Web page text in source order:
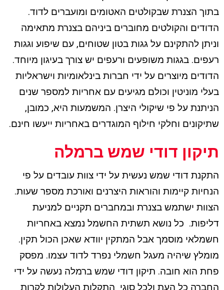
בתוך הצנרת שבקולטים האטומים ומועברים לדוד.
הדודים והקולטים מחוברים ביניהם בצנרת מתאימה
וניתן להתקינם על גגות בטון שטוחים, עם שיפוע וגגות
רעפים. בגגות משופעים ורעפים יש צורך בעיגון מיוחד.
הדודים מיוצרים על ידי חברות בינלאומיות וישראליות
בעלי מוניטין וכולם מגיעים עם אחריות למספר שנים
הניתנת על פי שיקולי היצרן. המשמעות היא, כמובן,
שתיקונים וחלקי חילוף המוגדרים באחריות ייעשו חינם.
תיקון דודי שמש ברמלה
התקנת דודי שמש נעשית על ידי צוות עובדים על פי
הנחיות קיימות והוראות היצרנים ואורכת מספר שעות.
הצוות ישתמש בצנרת ובמחברים תקניים למניעת
דליפות. כל נושא תשתית החשמל נמצא באחריות
חשמלאי מוסמך אבל המתקין יוודא שאכן הכול תקין.
מומלץ שיהיה מעגל חשמלי נפרד לדוד עצמו. מפסק
פחת הוא חובה. תיקון דודי שמש ברמלה נעשה על ידי
החברה כל העת ולכל סוגי התקלות העלולות לקרות